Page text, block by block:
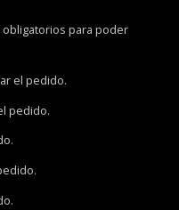
para poder
el pedido.
pedido.